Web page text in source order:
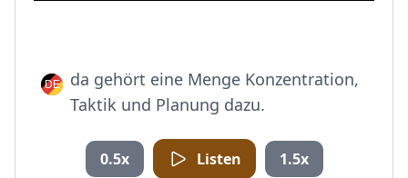
da gehört eine Menge Konzentration,
Taktik und Planung dazu.
0.5x Listen 1.5x